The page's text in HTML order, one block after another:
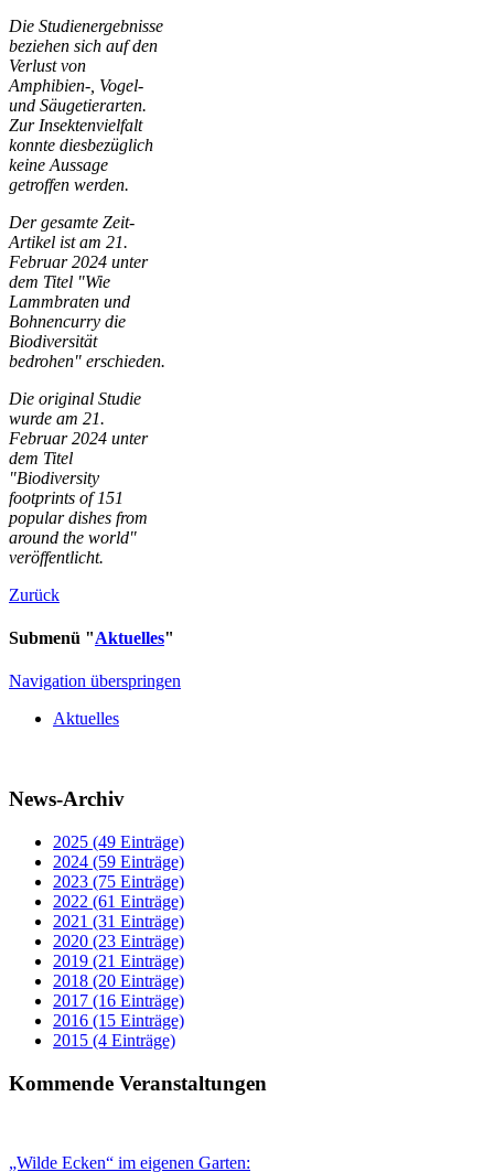
Die Studienergebnisse
beziehen sich auf den
Verlust von
Amphibien-, Vogel-
und Säugetierarten.
Zur Insektenvielfalt
konnte diesbezüglich
keine Aussage
getroffen werden.
Der gesamte Zeit-
Artikel ist am 21.
Februar 2024 unter
dem Titel "Wie
Lammbraten und
Bohnencurry die
Biodiversität
bedrohen" erschieden.
Die original Studie
wurde am 21.
Februar 2024 unter
dem Titel
"Biodiversity
footprints of 151
popular dishes from
around the world"
veröffentlicht.
Zurück
Submenü "Aktuelles"
Navigation überspringen
Aktuelles
News-Archiv
2025 (49 Einträge)
2024 (59 Einträge)
2023 (75 Einträge)
2022 (61 Einträge)
2021 (31 Einträge)
2020 (23 Einträge)
2019 (21 Einträge)
2018 (20 Einträge)
2017 (16 Einträge)
2016 (15 Einträge)
2015 (4 Einträge)
Kommende Veranstaltungen
„Wilde Ecken“ im eigenen Garten: